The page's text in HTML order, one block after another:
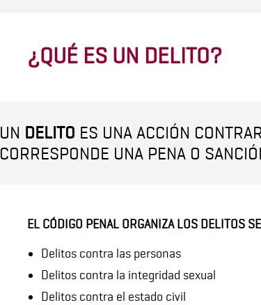
¿QUÉ ES UN DELITO?
UN DELITO ES UNA ACCIÓN
CORRESPONDE UNA PENA O
EL CÓDIGO PENAL ORGANIZA LOS DELITOS
Delitos contra las personas
Delitos contra la integridad sexual
Delitos contra el estado civil